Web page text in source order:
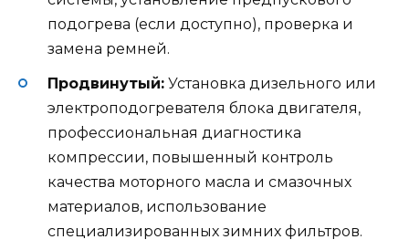
подогрева (если доступно), проверка и
замена ремней.
Продвинутый: Установка дизельного или
электроподогревателя блока двигателя,
профессиональная диагностика
компрессии, повышенный контроль
качества моторного масла и смазочных
материалов, использование
специализированных зимних фильтров.